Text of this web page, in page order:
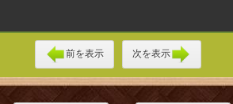
前を表示 次を表示